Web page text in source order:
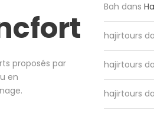
proposés par
en
Bah dans
hajirtours
hajirtours
hajirtours